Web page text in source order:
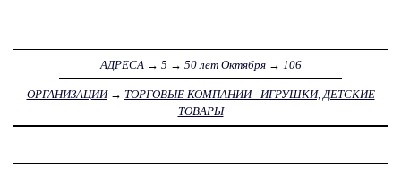
АДРЕСА → 5 → 50 лет Октября→ 106
ОРГАНИЗАЦИИ→ ТОРГОВЫЕ КОМПАНИИ - ИГРУШКИ, ДЕТСКИЕ
ТОВАРЫ